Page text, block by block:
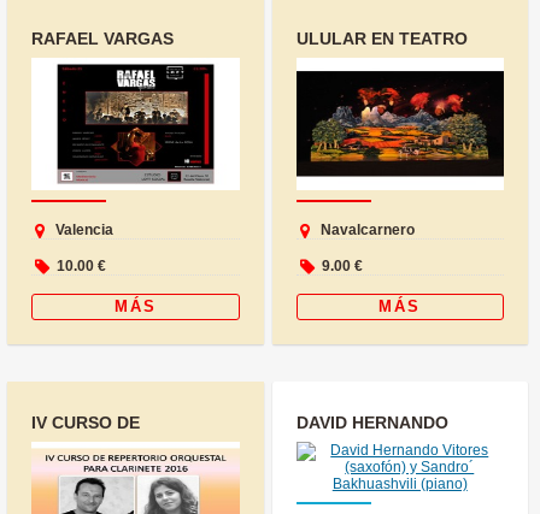
RAFAEL VARGAS
QUINTETO
Valencia
10.00 €
MÁS
ULULAR EN TEATRO
TYL TYL
Navalcarnero
9.00 €
MÁS
IV CURSO DE
REPERTORIO
ORQUESTAL PARA
DAVID HERNANDO
VITORES (SAXOFÓN) Y
SANDRO´ BAKHUAS...